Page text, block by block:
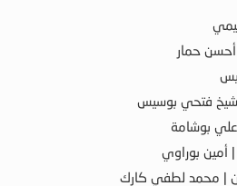
حمار
فتحي بوسيس
علي بوشامة
أمين بوراوي
| محمد لطفي كارك